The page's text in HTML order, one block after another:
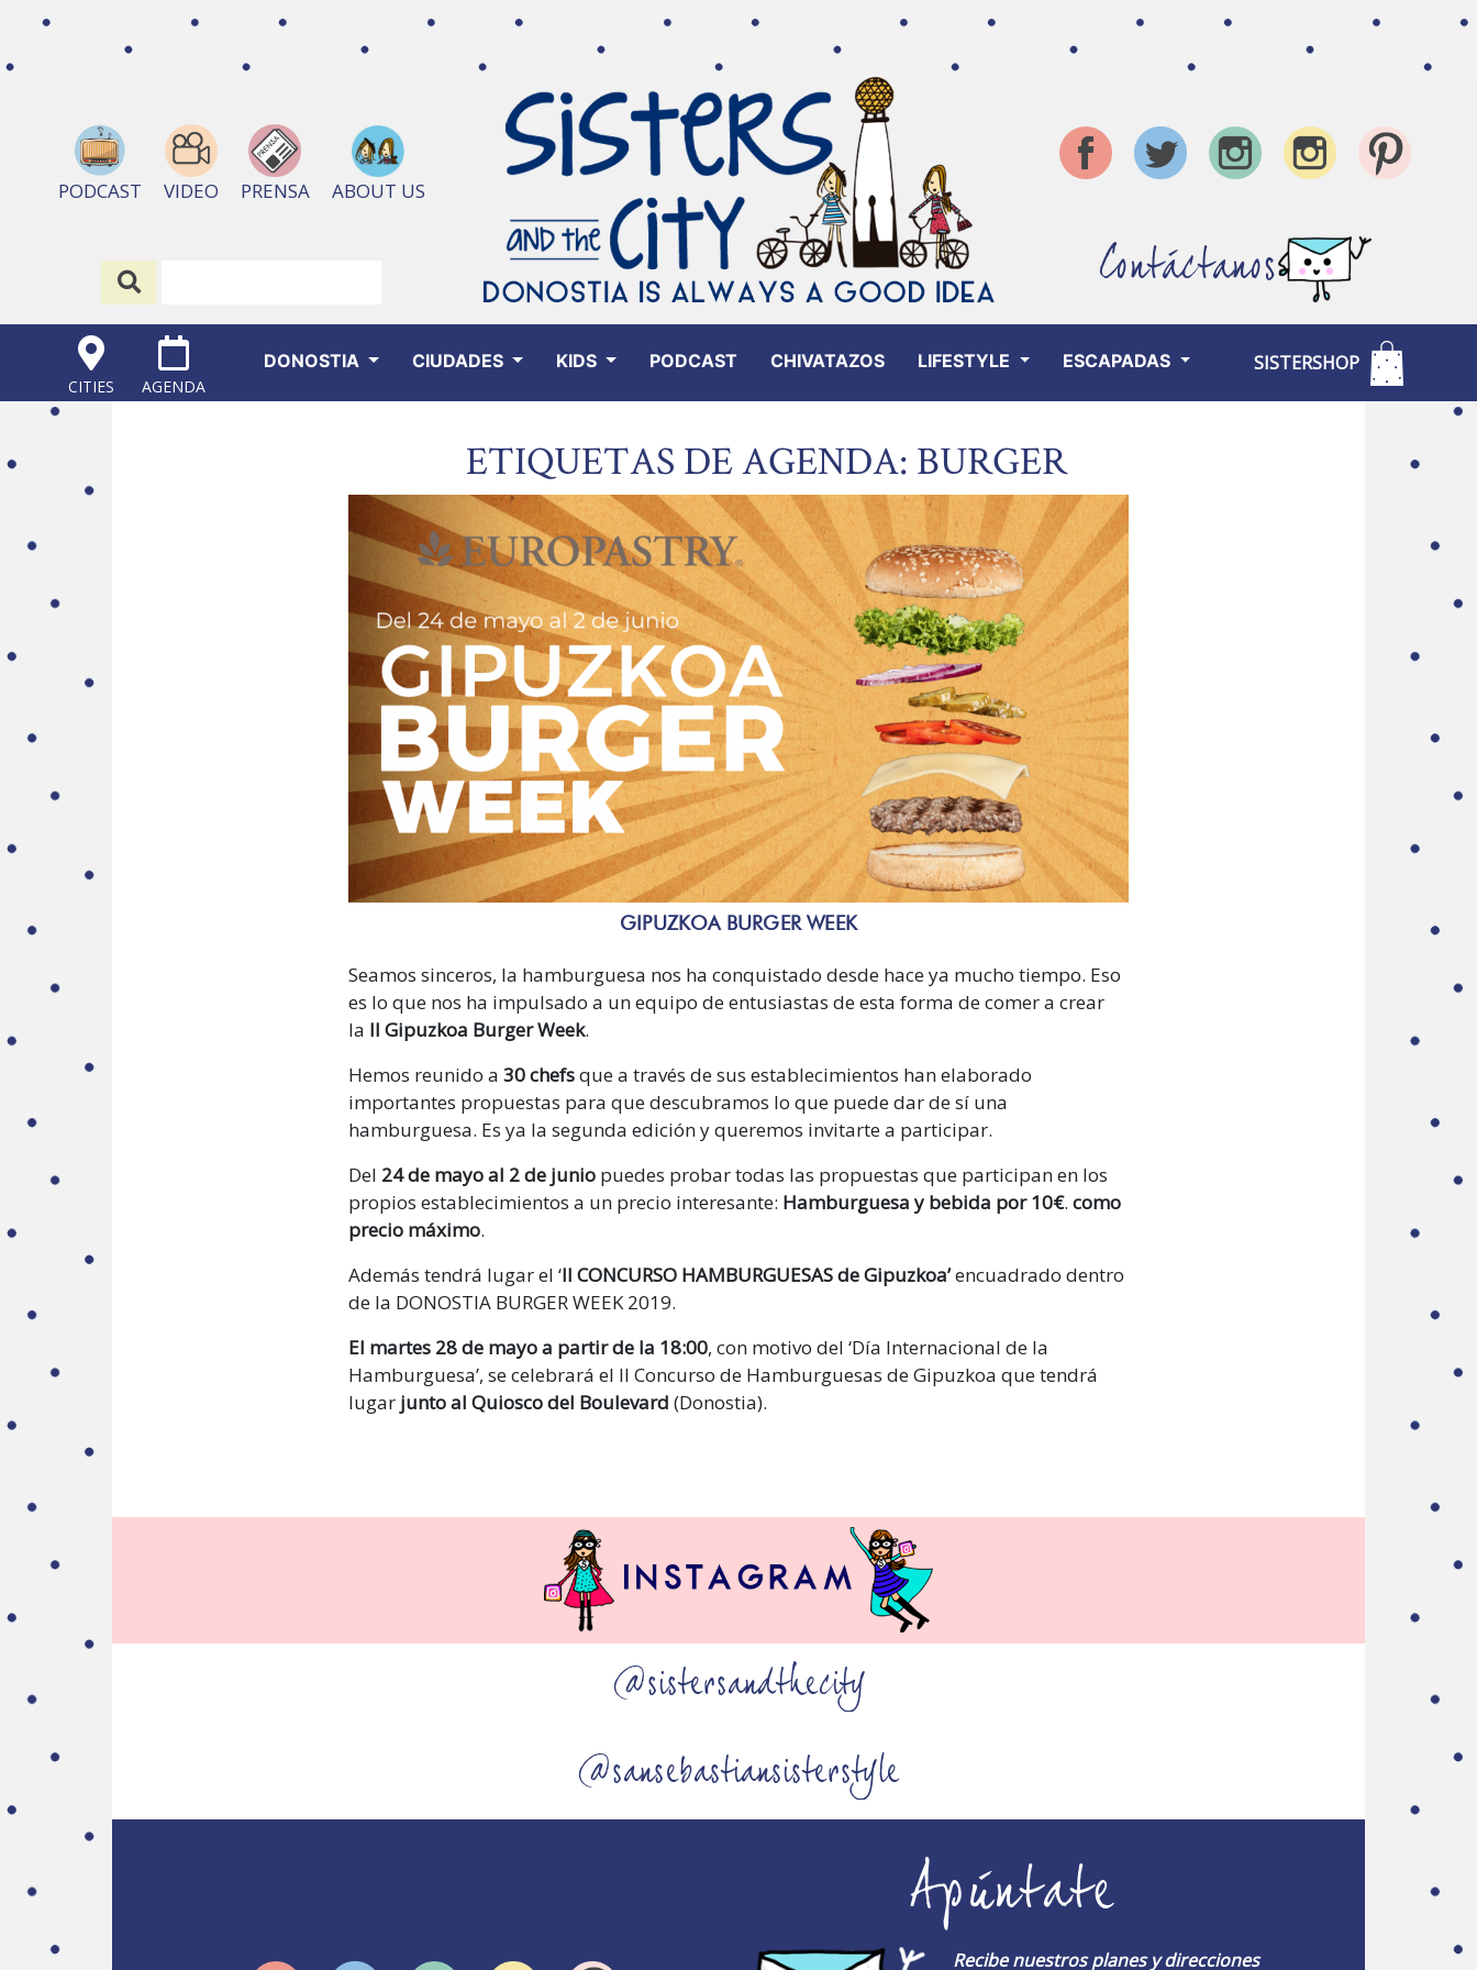
PODCAST VIDEO PRENSA ABOUT US
Contáctanos
CITIES AGENDA
DONOSTIA CIUDADES KIDS PODCAST CHIVATAZOS LIFESTYLE ESCAPADAS SISTERSHOP
ETIQUETAS DE AGENDA: BURGER
GIPUZKOA BURGER WEEK
Seamos sinceros, la hamburguesa nos ha conquistado desde hace ya mucho tiempo. Eso
es lo que nos ha impulsado a un equipo de entusiastas de esta forma de comer a crear
la II Gipuzkoa Burger Week.
Hemos reunido a 30 chefsque a través de sus establecimientos han elaborado
importantes propuestas para que descubramos lo que puede dar de sí una
hamburguesa. Es ya la segunda edición y queremos invitarte a participar.
Del 24 de mayo al 2 de junio puedes probar todas las propuestas que participan en los
propios establecimientos a un precio interesante: Hamburguesa y bebida por 10€. como
precio máximo.
Además tendrá lugar el ‘II CONCURSO HAMBURGUESAS de Gipuzkoa’encuadrado dentro
de la DONOSTIA BURGER WEEK 2019.
El martes 28 de mayo a partir de la 18:00, con motivo del ‘Día Internacional de la
Hamburguesa’, se celebrará el II Concurso de Hamburguesas de Gipuzkoa que tendrá
lugar junto al Quiosco del Boulevard (Donostia).
@sistersandthecity
@sansebastiansisterstyle
Apúntate
Recibe nuestros planes y direcciones